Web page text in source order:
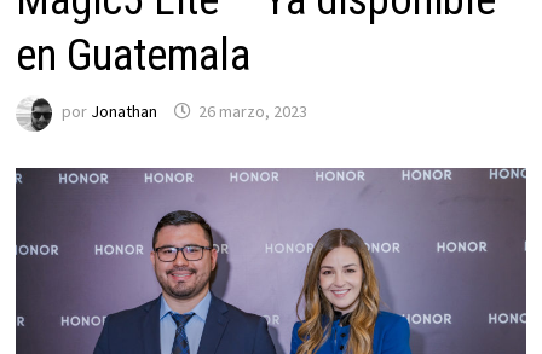
en Guatemala
por Jonathan 26 marzo, 2023